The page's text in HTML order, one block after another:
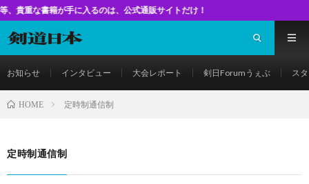
が手に入るのは、公式通販サイトだけ！
お知らせ インタビュー 大会レポート 剣日Forumうぇぶ ス
HOME 定時制通信制
定時制通信制